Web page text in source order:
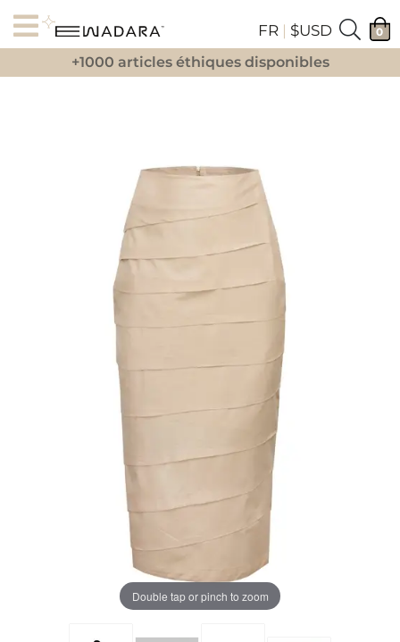
FR | $USD 0
+1000 articles éthiques disponibles
Double tap or pinch to zoom